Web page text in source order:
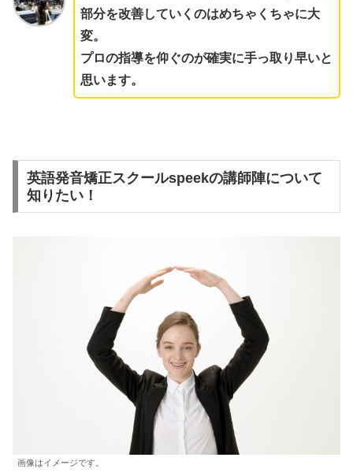
部分を改善していくのはめちゃくちゃに大
変。
プロの指導を仰ぐのが確実に手っ取り早いと
思います。
英語発音矯正スクールspeekの講師陣について
知りたい！
画像はイメージです。